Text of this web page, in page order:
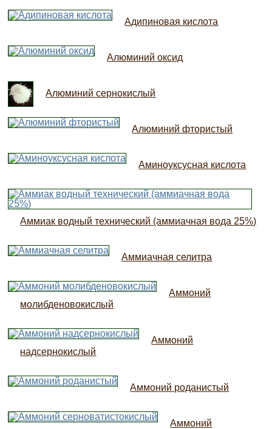
Адипиновая кислота
Алюминий оксид
Алюминий сернокислый
Алюминий фтористый
Аминоуксусная кислота
Аммиак водный технический (аммиачная вода 25%)
Аммиачная селитра
Аммоний
молибденовокислый
Аммоний
надсернокислый
Аммоний роданистый
Аммоний